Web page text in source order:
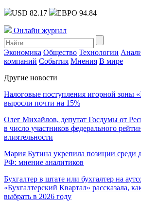
USD 82.17 ЕВРО 94.84
Онлайн журнал
Экономика Общество Технологии
компаний События Мнения В мире
Другие новости
Налоговые поступления игорной зоны
выросли почти на 15%
Олег Михайлов, депутат Госдумы от
в число участников федерального
влиятельности
Мария Бутина укрепила позиции среди
РФ: мнение аналитиков
Бухгалтер в штате или бухгалтер на
«Бухгалтерский Квартал» рассказала,
выбрать в 2026 году